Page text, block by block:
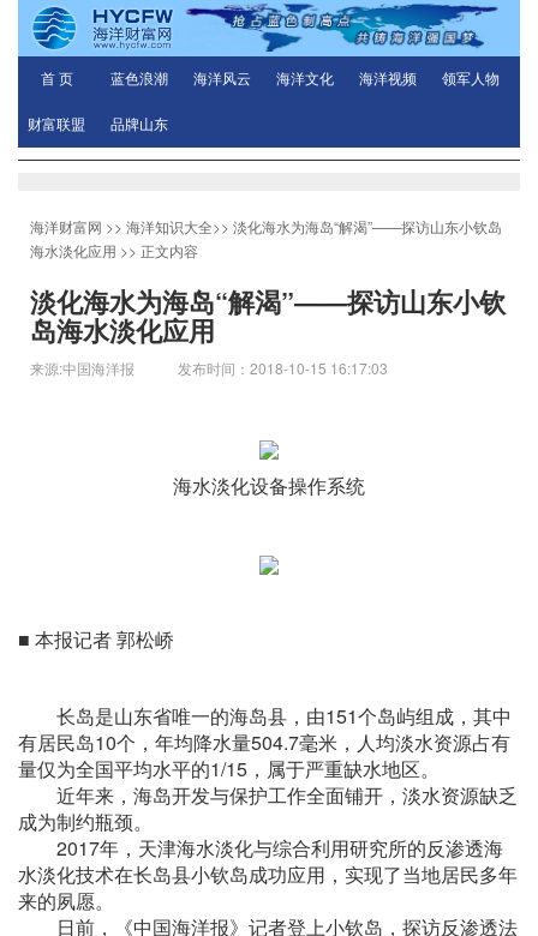
首 页 蓝色浪潮 海洋风云 海洋文化 海洋视频 领军人物
财富联盟 品牌山东
海洋财富网 >> 海洋知识大全>> 淡化海水为海岛“解渴”——探访山东小钦岛
海水淡化应用 >> 正文内容
淡化海水为海岛“解渴”——探访山东小钦
岛海水淡化应用
来源:中国海洋报 发布时间：2018-10-15 16:17:03
海水淡化设备操作系统
■ 本报记者 郭松峤
长岛是山东省唯一的海岛县，由151个岛屿组成，其中
有居民岛10个，年均降水量504.7毫米，人均淡水资源占有
量仅为全国平均水平的1/15，属于严重缺水地区。
近年来，海岛开发与保护工作全面铺开，淡水资源缺乏
成为制约瓶颈。
2017年，天津海水淡化与综合利用研究所的反渗透海
水淡化技术在长岛县小钦岛成功应用，实现了当地居民多年
来的夙愿。
日前，《中国海洋报》记者登上小钦岛，探访反渗透法